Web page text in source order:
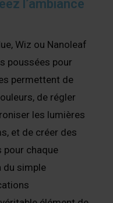
l’ambiance
Wiz ou Nanoleaf
poussées pour
permettent de
de régler
les lumières
et de créer des
pour chaque
du simple